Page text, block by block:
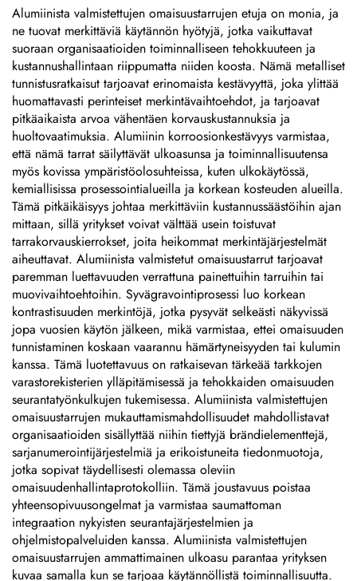
metallilevy
lasergraavattuja
anodisoituja
hopeanvärisiä
alumiinikilviä, koneiden
nimikilviä
Alumiinista valmistettujen omaisuustarrujen etuja on monia, ja
ne tuovat merkittäviä käytännön hyötyjä, jotka vaikuttavat
suoraan organisaatioiden toiminnalliseen tehokkuuteen ja
kustannushallintaan riippumatta niiden koosta. Nämä metalliset
tunnistusratkaisut tarjoavat erinomaista kestävyyttä, joka ylittää
huomattavasti perinteiset merkintävaihtoehdot, ja tarjoavat
pitkäaikaista arvoa vähentäen korvauskustannuksia ja
huoltovaatimuksia. Alumiinin korroosionkestävyys varmistaa,
että nämä tarrat säilyttävät ulkoasunsa ja toiminnallisuutensa
myös kovissa ympäristöolosuhteissa, kuten ulkokäytössä,
kemiallisissa prosessointialueilla ja korkean kosteuden alueilla.
Tämä pitkäikäisyys johtaa merkittäviin kustannussäästöihin ajan
mittaan, sillä yritykset voivat välttää usein toistuvat
tarrakorvauskierrokset, joita heikommat merkintäjärjestelmät
aiheuttavat. Alumiinista valmistetut omaisuustarrut tarjoavat
paremman luettavuuden verrattuna painettuihin tarruihin tai
muovivaihtoehtoihin. Syvägravointiprosessi luo korkean
kontrastisuuden merkintöjä, jotka pysyvät selkeästi näkyvissä
jopa vuosien käytön jälkeen, mikä varmistaa, ettei omaisuuden
tunnistaminen koskaan vaarannu hämärtyneisyyden tai kulumin
kanssa. Tämä luotettavuus on ratkaisevan tärkeää tarkkojen
varastorekisterien ylläpitämisessä ja tehokkaiden omaisuuden
seurantatyönkulkujen tukemisessa. Alumiinista valmistettujen
omaisuustarrujen mukauttamismahdollisuudet mahdollistavat
organisaatioiden sisällyttää niihin tiettyjä brändielementtejä,
sarjanumerointijärjestelmiä ja erikoistuneita tiedonmuotoja,
jotka sopivat täydellisesti olemassa oleviin
omaisuudenhallintaprotokolliin. Tämä joustavuus poistaa
yhteensopivuusongelmat ja varmistaa saumattoman
integraation nykyisten seurantajärjestelmien ja
ohjelmistopalveluiden kanssa. Alumiinista valmistettujen
omaisuustarrujen ammattimainen ulkoasu parantaa yrityksen
kuvaa samalla kun se tarjoaa käytännöllistä toiminnallisuutta.